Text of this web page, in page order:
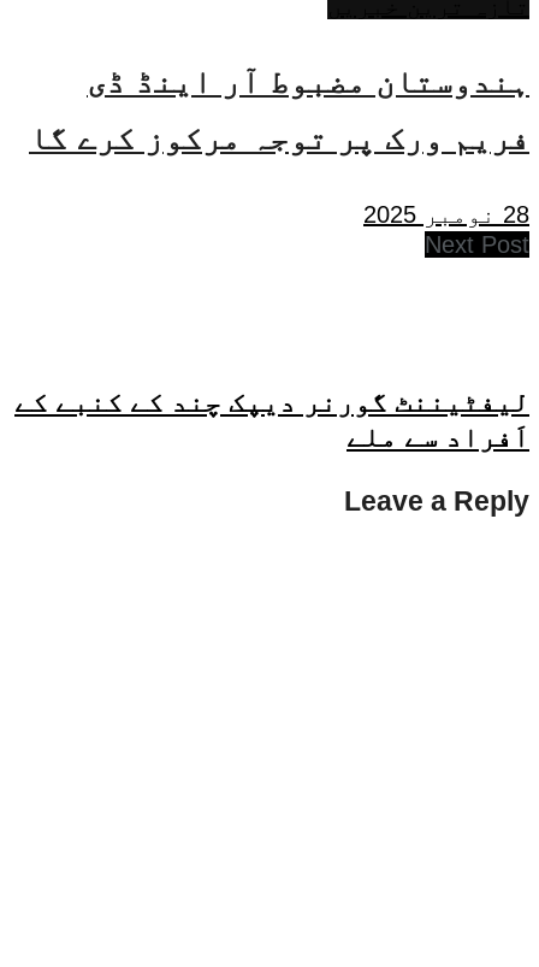
ہندوستان مضبوط آر اینڈ ڈی
فریم ورک پر توجہ مرکوز کرے گا
28 نومبر 2025
Next Post
لیفٹیننٹ گورنر دیپک چند کے کنبے کے
اَفراد سے ملے
Leave a Reply